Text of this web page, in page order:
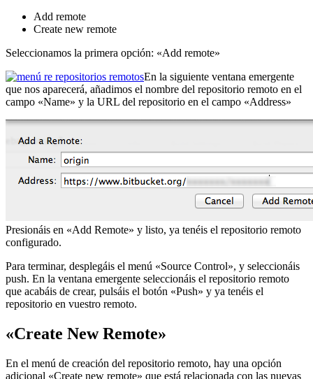
Add remote
Create new remote
Seleccionamos la primera opción: «Add remote»
En la siguiente ventana emergente
que nos aparecerá, añadimos el nombre del repositorio remoto en el
campo «Name» y la URL del repositorio en el campo «Address»
Presionáis en «Add Remote» y listo, ya tenéis el repositorio remoto
configurado.
Para terminar, desplegáis el menú «Source Control», y seleccionáis
push. En la ventana emergente seleccionáis el repositorio remoto
que acabáis de crear, pulsáis el botón «Push» y ya tenéis el
repositorio en vuestro remoto.
«Create New Remote»
En el menú de creación del repositorio remoto, hay una opción
adicional «Create new remote» que está relacionada con las nuevas